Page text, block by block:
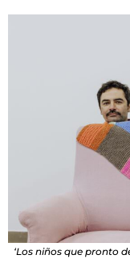
‘Los niños que pronto